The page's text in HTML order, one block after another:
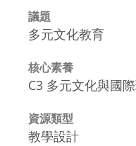
議題
多元文化教育
核心素養
C3 多元文化與國
資源類型
教學設計